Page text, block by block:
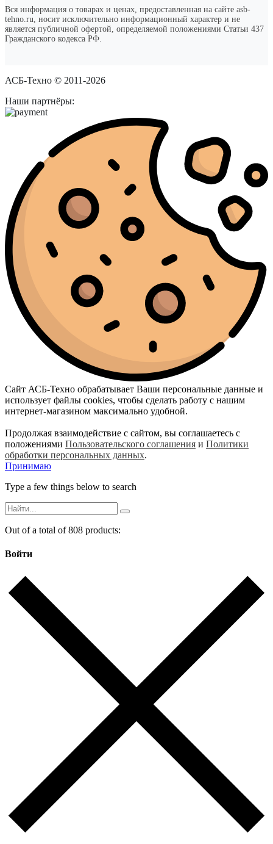
Вся информация о товарах и ценах, предоставленная на сайте asb-
tehno.ru, носит исключительно информационный характер и не
является публичной офертой, определяемой положениями Статьи 437
Гражданского кодекса РФ.
АСБ-Техно © 2011-2026
Наши партнёры:
Сайт АСБ-Техно обрабатывает Ваши персональные данные и
использует файлы cookies, чтобы сделать работу с нашим
интернет-магазином максимально удобной.
Продолжая взаимодействие с сайтом, вы соглашаетесь с
положениями Пользовательского соглашения и Политики
обработки персональных данных.
Принимаю
Type a few things below to search
Out of a total of 808 products:
Войти